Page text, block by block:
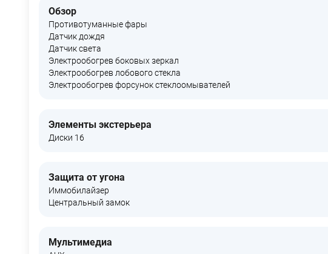
Обзор
Противотуманные фары
Датчик дождя
Датчик света
Электрообогрев боковых зеркал
Электрообогрев лобового стекла
Электрообогрев форсунок стеклоомывателей
Элементы экстерьера
Диски 16
Защита от угона
Иммобилайзер
Центральный замок
Мультимедиа